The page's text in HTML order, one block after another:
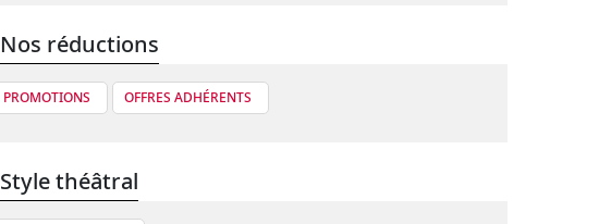
Nos réductions
PROMOTIONS OFFRES ADHÉRENTS
Style théâtral